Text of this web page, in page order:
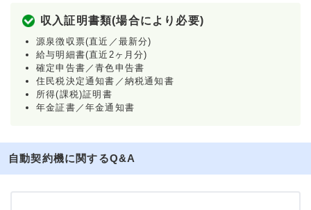
収入証明書類(場合により必要)
源泉徴収票(直近／最新分)
給与明細書(直近2ヶ月分)
確定申告書／青色申告書
住民税決定通知書／納税通知書
所得(課税)証明書
年金証書／年金通知書
自動契約機に関するQ&A